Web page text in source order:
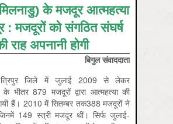
के मजदूर आत्महत्या
: मजदूरों को संगठित संघर्ष
राह अपनानी होगी
बिगुल संवाददाता
जिले में जुलाई 2009 से लेकर
भीतर 879 मजदूरों द्वारा आत्महत्या की
हैं। 2010 में सितम्बर तक388 मजदूरों ने
149 स्त्री मजदूर थीं। सिर्फ जुलाई-